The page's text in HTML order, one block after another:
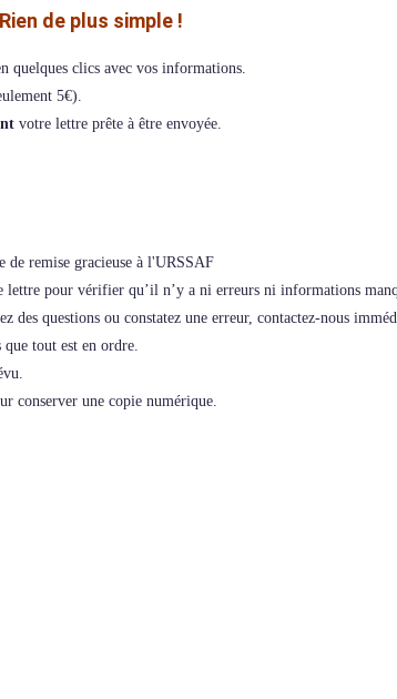
de plus simple !
quelques clics avec vos informations.
5€).
votre lettre prête à être envoyée.
de remise gracieuse à l'URSSAF
lettre pour vérifier qu’il n’y a ni erreurs ni informations
des questions ou constatez une erreur, contactez-nous
tout est en ordre.
conserver une copie numérique.